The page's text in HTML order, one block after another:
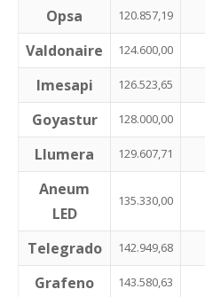
Opsa
120.857,19
Valdonaire
124.600,00
Imesapi
126.523,65
Goyastur
128.000,00
Llumera
129.607,71
Aneum
LED
135.330,00
Telegrado 142.949,68
Grafeno
143.580,63